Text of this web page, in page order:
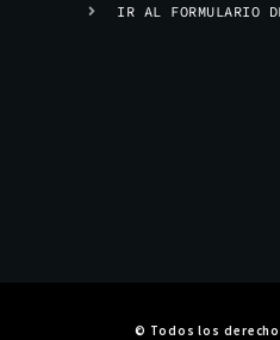
IR AL FORMULARIO
© Todos los